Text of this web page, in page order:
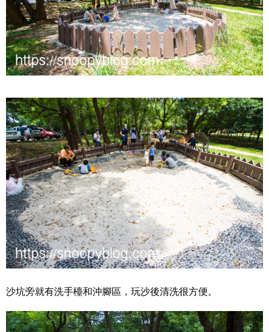
沙坑旁就有洗手檯和沖腳區，玩沙後清洗很方便。